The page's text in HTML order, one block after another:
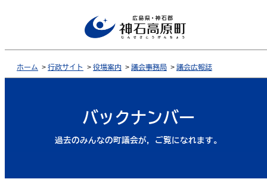
ホーム > 行政サイト > 役場案内 > 議会事務局 > 議会広報誌
バックナンバー
過去のみんなの町議会が，ご覧になれます。